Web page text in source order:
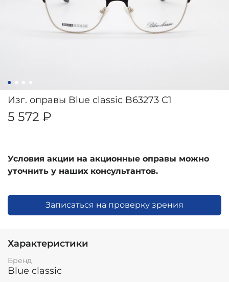
Изг. оправы Blue classic B63273 C1
5 572 ₽
Условия акции на акционные оправы можно
уточнить у наших консультантов.
Записаться на проверку зрения
Характеристики
Бренд
Blue classic